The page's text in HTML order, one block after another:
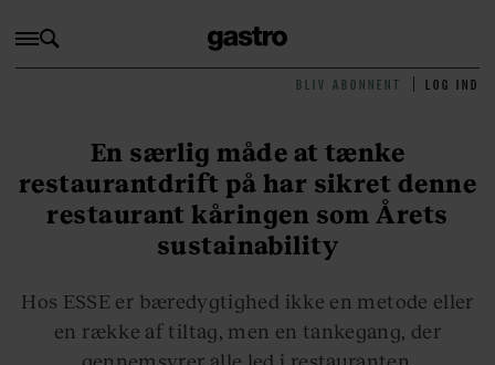
BLIV ABONNENT LOG IND
En særlig måde at tænke
restaurantdrift på har sikret denne
restaurant kåringen som Årets
sustainability
Hos ESSE er bæredygtighed ikke en metode eller
en række af tiltag, men en tankegang, der